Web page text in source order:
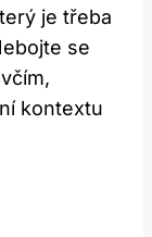
je třeba
se
kontextu